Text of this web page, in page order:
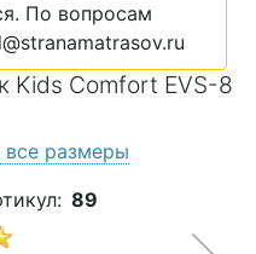
По вопросам
Kids Comfort EVS-8
размеры
89